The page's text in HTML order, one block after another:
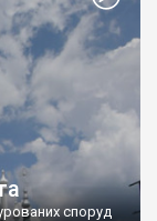
споруд